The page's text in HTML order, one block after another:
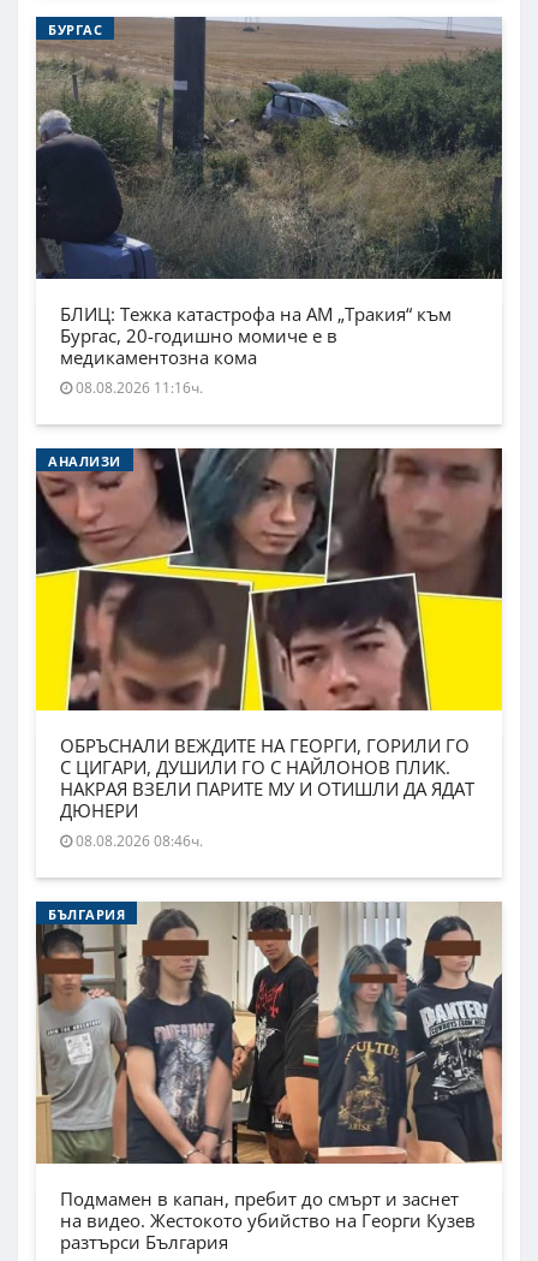
БУРГАС
БЛИЦ: Тежка катастрофа на АМ „Тракия“ към
Бургас, 20-годишно момиче е в
медикаментозна кома
08.08.2026 11:16ч.
АНАЛИЗИ
ОБРЪСНАЛИ ВЕЖДИТЕ НА ГЕОРГИ, ГОРИЛИ ГО
С ЦИГАРИ, ДУШИЛИ ГО С НАЙЛОНОВ ПЛИК.
НАКРАЯ ВЗЕЛИ ПАРИТЕ МУ И ОТИШЛИ ДА ЯДАТ
ДЮНЕРИ
08.08.2026 08:46ч.
БЪЛГАРИЯ
Подмамен в капан, пребит до смърт и заснет
на видео. Жестокото убийство на Георги Кузев
разтърси България